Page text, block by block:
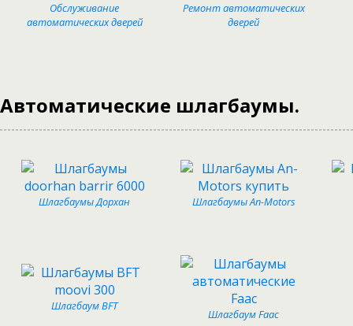
Обслуживание
автоматических дверей
Ремонт автоматических
дверей
Автоматические шлагбаумы.
Шлагбаумы Дорхан Шлагбаумы An-Motors
Шлагбаум BFT
Шлагбаум Faac